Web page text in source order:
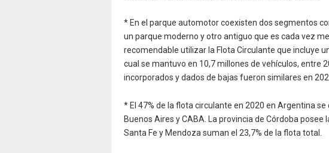
* En el parque automotor coexisten dos segmentos
un parque moderno y otro antiguo que es cada vez
recomendable utilizar la Flota Circulante que incluye
cual se mantuvo en 10,7 millones de vehículos, entre
incorporados y dados de bajas fueron similares en
* El 47% de la flota circulante en 2020 en Argentina
Buenos Aires y CABA. La provincia de Córdoba
Santa Fe y Mendoza suman el 23,7% de la flota total.